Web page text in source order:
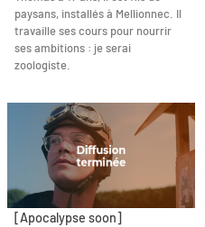
paysans, installés à Mellionnec. Il
travaille ses cours pour nourrir
ses ambitions : je serai
zoologiste.
[Apocalypse soon]